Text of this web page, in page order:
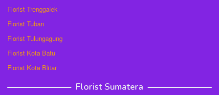
Florist Trenggalek
Florist Tuban
Florist Tulungagung
Florist Kota Batu
Florist Kota Blitar
Florist Sumatera